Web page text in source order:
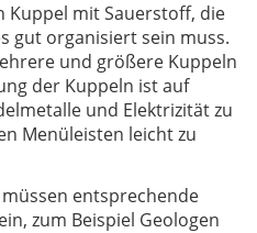
Kuppel mit Sauerstoff, die
gut organisiert sein muss.
und größere Kuppeln
der Kuppeln ist auf
und Elektrizität zu
Menüleisten leicht zu
entsprechende
zum Beispiel Geologen